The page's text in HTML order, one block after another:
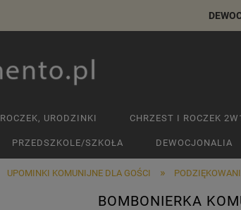
ROCZEK, URODZINKI CHRZEST I ROCZEK
PRZEDSZKOLE/SZKOŁA DEWOCJONALIA
UPOMINKI KOMUNIJNE DLA GOŚCI »
BOMBONIERKA